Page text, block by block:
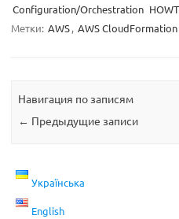
Configuration/Orchestration
Метки: AWS, AWS CloudFormation
Навигация по записям
← Предыдущие записи
Українська
English